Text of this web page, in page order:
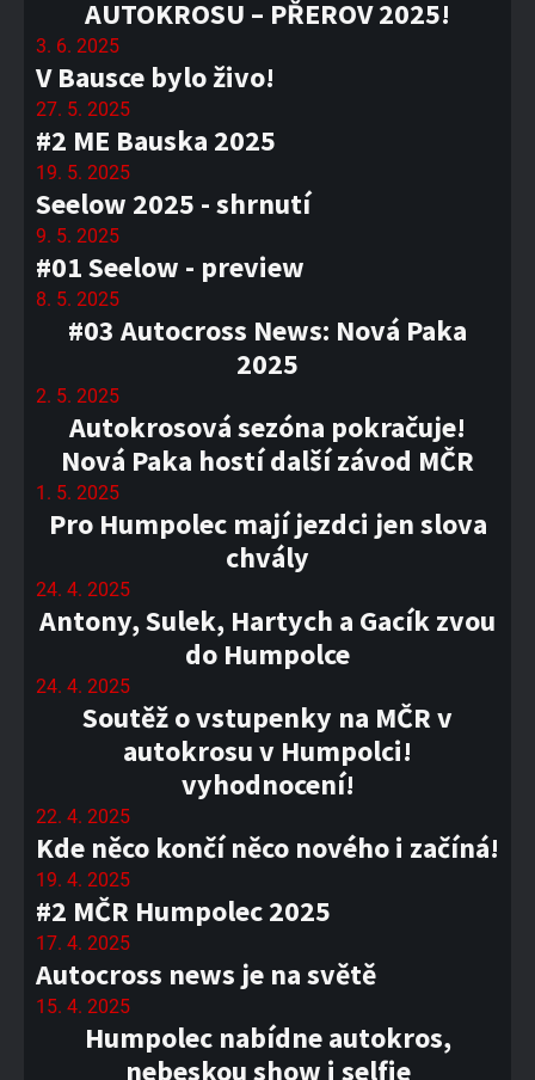
AUTOKROSU – PŘEROV 2025!
3. 6. 2025
V Bausce bylo živo!
27. 5. 2025
#2 ME Bauska 2025
19. 5. 2025
Seelow 2025 - shrnutí
9. 5. 2025
#01 Seelow - preview
8. 5. 2025
#03 Autocross News: Nová Paka
2025
2. 5. 2025
Autokrosová sezóna pokračuje!
Nová Paka hostí další závod MČR
1. 5. 2025
Pro Humpolec mají jezdci jen slova
chvály
24. 4. 2025
Antony, Sulek, Hartych a Gacík zvou
do Humpolce
24. 4. 2025
Soutěž o vstupenky na MČR v
autokrosu v Humpolci!
vyhodnocení!
22. 4. 2025
Kde něco končí něco nového i začíná!
19. 4. 2025
#2 MČR Humpolec 2025
17. 4. 2025
Autocross news je na světě
15. 4. 2025
Humpolec nabídne autokros,
nebeskou show i selfie